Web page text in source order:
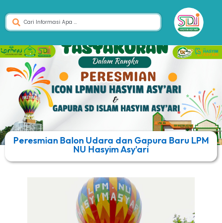
Peresmian Balon Udara dan Gapura Baru LPM
NU Hasyim Asy’ari